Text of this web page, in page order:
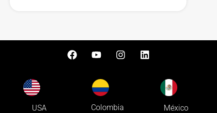
USA Colombia México